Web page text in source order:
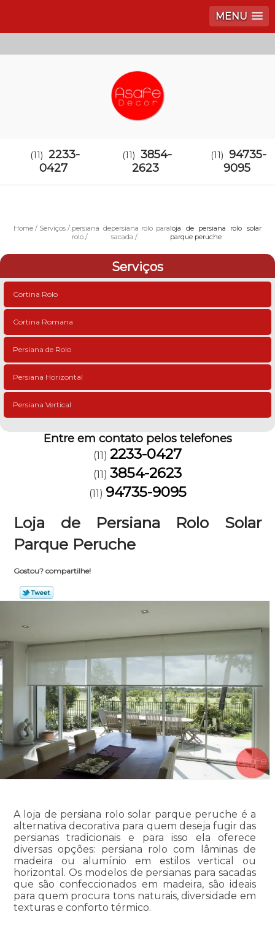
MENU
(11) 2233-
0427
(11) 3854-
2623
(11) 94735-
9095
Home Serviços
persiana de
rolo
persiana rolo para
sacada
loja de persiana rolo solar
parque peruche
Serviços
Cortina Rolo
Cortina Romana
Persiana de Rolo
Persiana Horizontal
Persiana Vertical
Entre em contato pelos telefones
(11) 2233-0427
(11) 3854-2623
(11) 94735-9095
Loja de Persiana Rolo Solar
Parque Peruche
Gostou? compartilhe!
A loja de persiana rolo solar parque peruche é a
alternativa decorativa para quem deseja fugir das
persianas tradicionais e para isso ela oferece
diversas opções: persiana rolo com lâminas de
madeira ou alumínio em estilos vertical ou
horizontal. Os modelos de persianas para sacadas
que são confeccionados em madeira, são ideais
para quem procura tons naturais, diversidade em
texturas e conforto térmico.